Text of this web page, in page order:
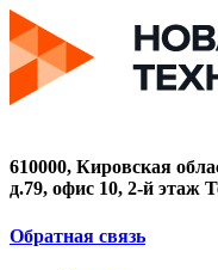
610000, Кировская
д.79, офис 10, 2-й этаж
Обратная связь